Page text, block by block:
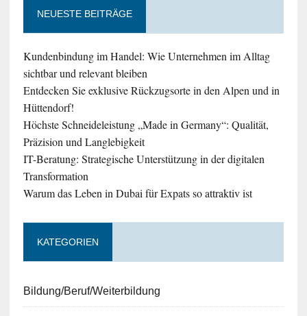
NEUESTE BEITRÄGE
Kundenbindung im Handel: Wie Unternehmen im Alltag
sichtbar und relevant bleiben
Entdecken Sie exklusive Rückzugsorte in den Alpen und in
Hüttendorf!
Höchste Schneideleistung „Made in Germany“: Qualität,
Präzision und Langlebigkeit
IT-Beratung: Strategische Unterstützung in der digitalen
Transformation
Warum das Leben in Dubai für Expats so attraktiv ist
KATEGORIEN
Bildung/Beruf/Weiterbildung